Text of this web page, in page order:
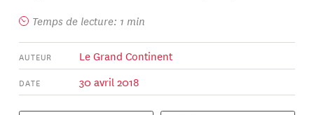
Temps de lecture: 1 min
AUTEUR Le Grand Continent
DATE 30 avril 2018